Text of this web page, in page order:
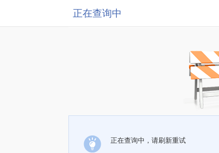
正在查询中
正在查询中，请刷新重试